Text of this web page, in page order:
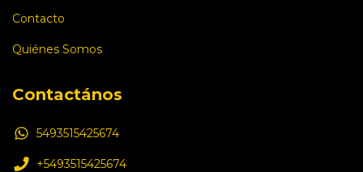
Contacto
Quiénes Somos
Contactános
5493515425674
+5493515425674